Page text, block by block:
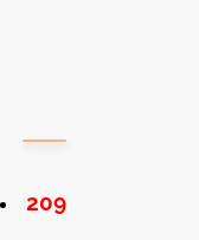
209